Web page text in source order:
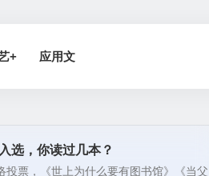
+ 应用文
选，你读过几本？
投票，《世上为什么要有图书馆》《当父